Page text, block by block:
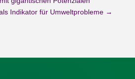
Indikator für Umweltprobleme →